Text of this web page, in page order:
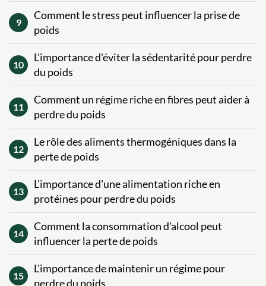
9
Comment le stress peut influencer la prise de
poids
10
L'importance d'éviter la sédentarité pour perdre
du poids
11
Comment un régime riche en fibres peut aider à
perdre du poids
12
Le rôle des aliments thermogéniques dans la
perte de poids
13
L'importance d'une alimentation riche en
protéines pour perdre du poids
14
Comment la consommation d'alcool peut
influencer la perte de poids
15
L'importance de maintenir un régime pour
perdre du poids